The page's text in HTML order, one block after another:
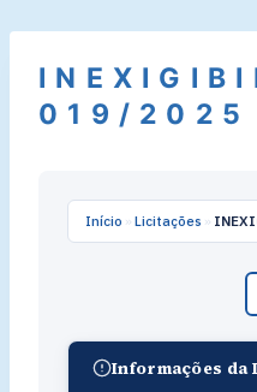
019/2025
Início » Licitações »
Informações da